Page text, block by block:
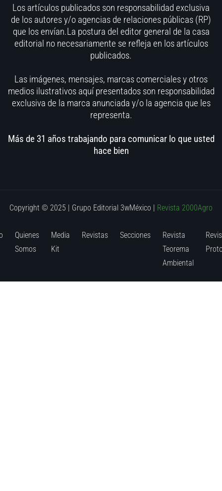
Los artículos publicados son responsabilidad exclusiva
de los autores y/o agencias de relaciones públicas (RP)
que los envían.La postura del editor general de la casa
editorial no necesariamente se refleja en los artículos
publicados.
Las imágenes, mensajes, marcas comerciales y otros
medios ilustrativos aquí presentados son responsabilidad
exclusiva de la marca anunciada y/o la agencia que les
representa.
Más de 31 años trabajando para comunicar lo que usted
hace bien
Copyright © 2025 | Grupo Editorial 3wMéxico Revista 2000Agro
Quienes
Somos
Media
Kit
Revistas Secciones
Revista
Teorema
Ambiental